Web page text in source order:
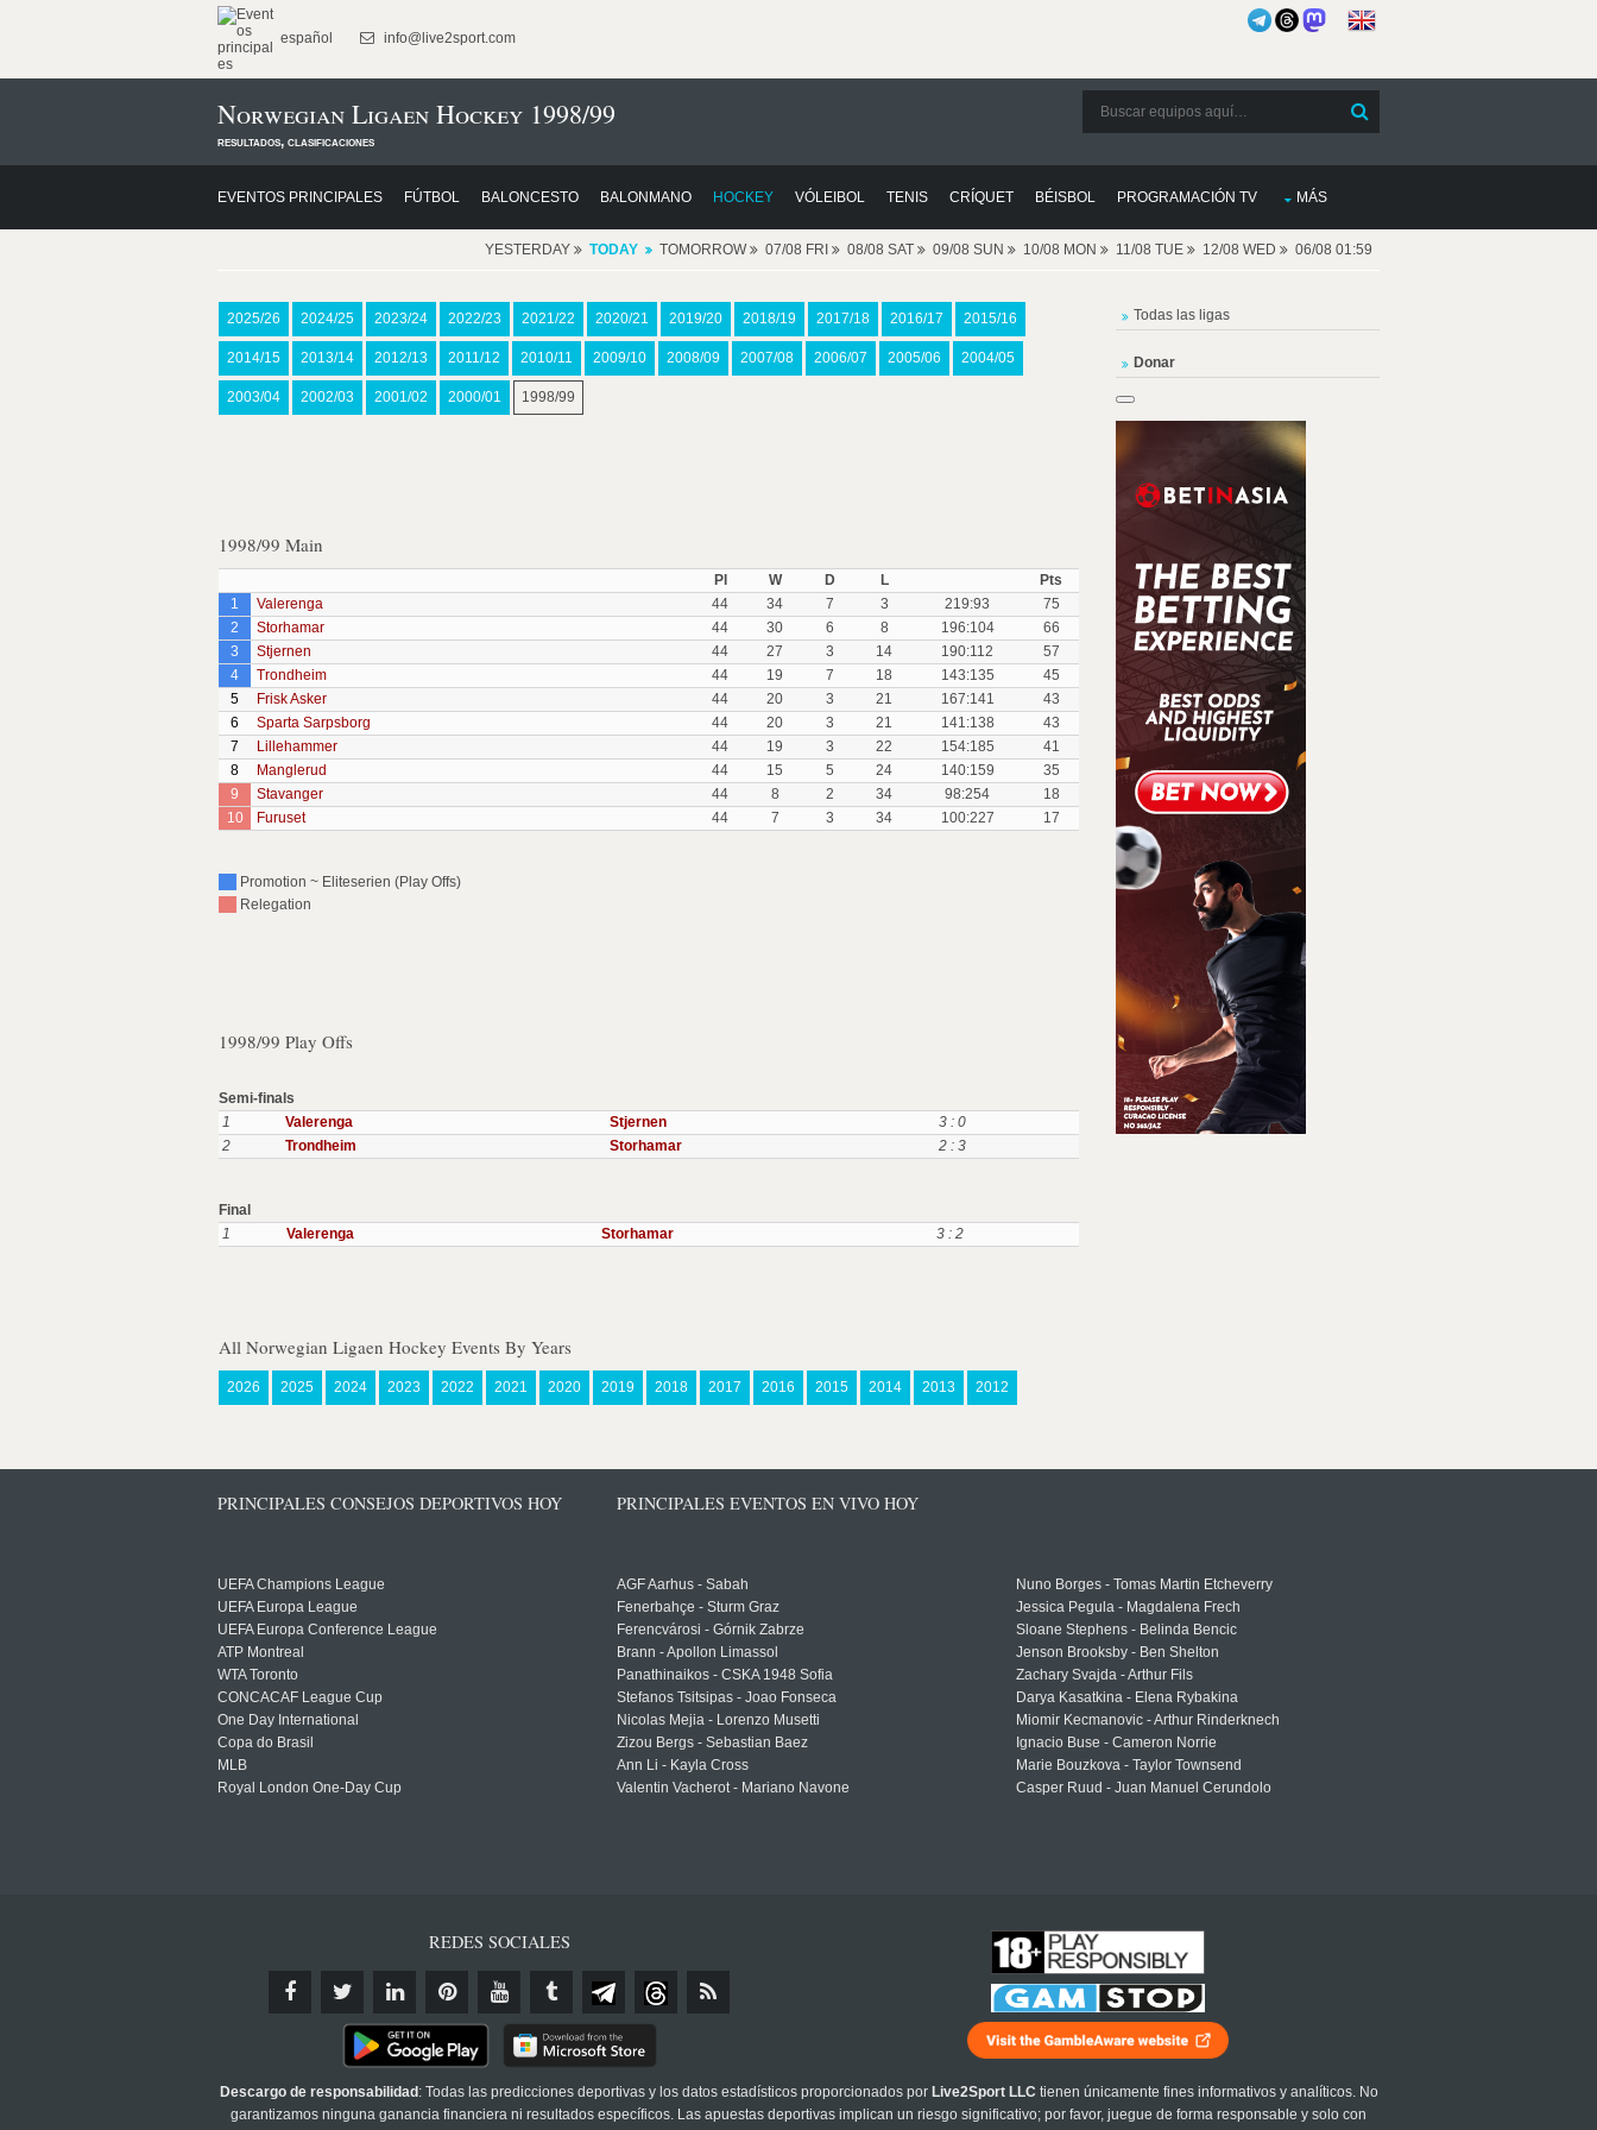
español info@live2sport.com
Norwegian Ligaen Hockey 1998/99
resultados, clasificaciones
EVENTOS PRINCIPALES FÚTBOL BALONCESTO BALONMANO HOCKEY VÓLEIBOL TENIS CRÍQUET BÉISBOL PROGRAMACIÓN TV MÁS
YESTERDAY TODAY TOMORROW 07/08 FRI 08/08 SAT 09/08 SUN 10/08 MON 11/08 TUE 12/08 WED 06/08 01:59
2025/26 2024/25 2023/24 2022/23 2021/22 2020/21 2019/20 2018/19 2017/18 2016/17 2015/16
2014/15 2013/14 2012/13 2011/12 2010/11 2009/10 2008/09 2007/08 2006/07 2005/06 2004/05
2003/04 2002/03 2001/02 2000/01 1998/99
1998/99 Main
Pl W D L
Pts
1
Valerenga 44 34 7 3 219:93
75
2
Storhamar 44 30 6 8 196:104
66
3
Stjernen 44 27 3 14 190:112
57
4
Trondheim 44 19 7 18 143:135
45
5
Frisk Asker 44 20 3 21 167:141
43
6
Sparta Sarpsborg 44 20 3 21 141:138
43
7
Lillehammer 44 19 3 22 154:185
41
8
Manglerud 44 15 5 24 140:159
35
9
Stavanger 44 8 2 34 98:254
18
10
Furuset 44 7 3 34 100:227 17
Promotion ~ Eliteserien (Play Offs)
Relegation
1998/99 Play Offs
Semi-finals
1
Valerenga Stjernen
3 : 0
2
Trondheim Storhamar 2 : 3
Final
1
Valerenga Storhamar 3 : 2
All Norwegian Ligaen Hockey Events By Years
2026 2025 2024 2023 2022 2021 2020 2019 2018 2017 2016 2015 2014 2013 2012
Todas las ligas
Donar
PRINCIPALES CONSEJOS DEPORTIVOS HOY
UEFA Champions League
UEFA Europa League
UEFA Europa Conference League
ATP Montreal
WTA Toronto
CONCACAF League Cup
One Day International
Copa do Brasil
MLB
Royal London One-Day Cup
PRINCIPALES EVENTOS EN VIVO HOY
AGF Aarhus - Sabah
Fenerbahçe - Sturm Graz
Ferencvárosi - Górnik Zabrze
Brann - Apollon Limassol
Panathinaikos - CSKA 1948 Sofia
Stefanos Tsitsipas - Joao Fonseca
Nicolas Mejia - Lorenzo Musetti
Zizou Bergs - Sebastian Baez
Ann Li - Kayla Cross
Valentin Vacherot - Mariano Navone
Nuno Borges - Tomas Martin Etcheverry
Jessica Pegula - Magdalena Frech
Sloane Stephens - Belinda Bencic
Jenson Brooksby - Ben Shelton
Zachary Svajda - Arthur Fils
Darya Kasatkina - Elena Rybakina
Miomir Kecmanovic - Arthur Rinderknech
Ignacio Buse - Cameron Norrie
Marie Bouzkova - Taylor Townsend
Casper Ruud - Juan Manuel Cerundolo
REDES SOCIALES
Descargo de responsabilidad : Todas las predicciones deportivas y los datos estadísticos proporcionados por Live2Sport LLC tienen únicamente fines informativos y analíticos. No
garantizamos ninguna ganancia financiera ni resultados específicos. Las apuestas deportivas implican un riesgo significativo; por favor, juegue de forma responsable y solo con